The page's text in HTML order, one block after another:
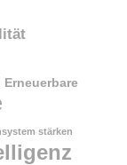
Erneuerbare
stärken